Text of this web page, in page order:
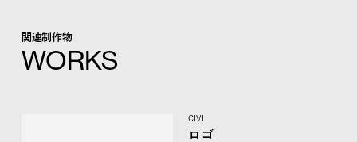
関連制作物
WORKS
CIVI
ロゴ